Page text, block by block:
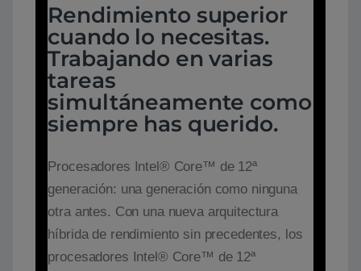
Rendimiento superior
cuando lo necesitas.
Trabajando en varias
tareas
simultáneamente como
siempre has querido.
Procesadores Intel® Core™ de 12ª
generación: una generación como ninguna
otra antes. Con una nueva arquitectura
híbrida de rendimiento sin precedentes, los
procesadores Intel® Core™ de 12ª